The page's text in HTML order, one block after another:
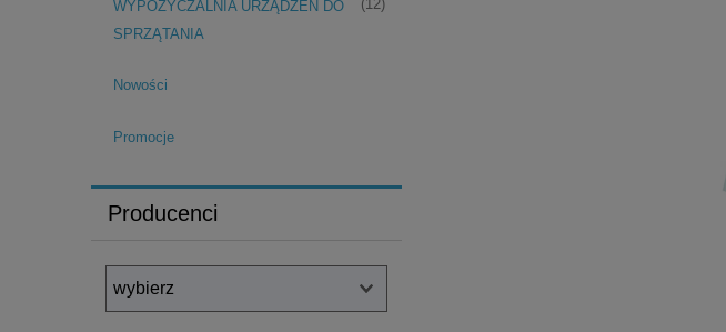
WYPOŻYCZALNIA URZĄDZEŃ DO
SPRZĄTANIA
(12)
Nowości
Promocje
Producenci